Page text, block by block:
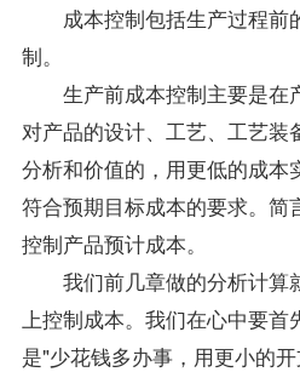
成本控制包括生产过程前
制。
生产前成本控制主要是在
对产品的设计、工艺、工艺
分析和价值的，用更低的成本
符合预期目标成本的要求。简
控制产品预计成本。
我们前几章做的分析计算
上控制成本。我们在心中要
是"少花钱多办事，用更小的